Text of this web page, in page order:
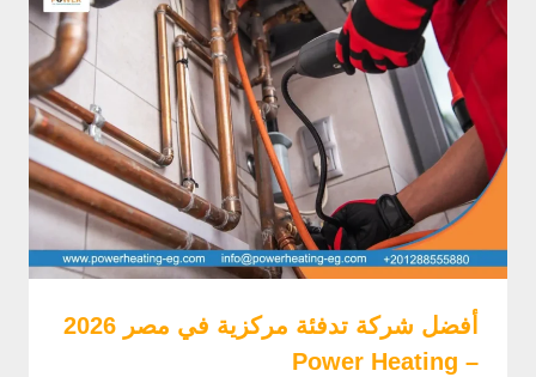
أفضل شركة تدفئة مركزية في مصر 2026
– Power Heating